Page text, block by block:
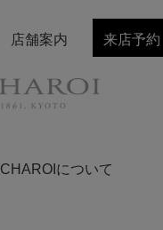
ICHAROIについて
店舗案内 来店予約